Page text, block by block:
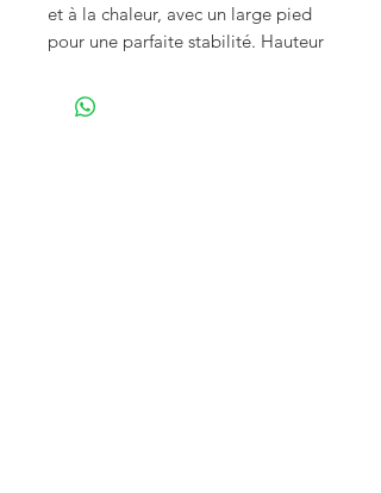
et à la chaleur, avec un large pied
pour une parfaite stabilité. Hauteur
25 pièces